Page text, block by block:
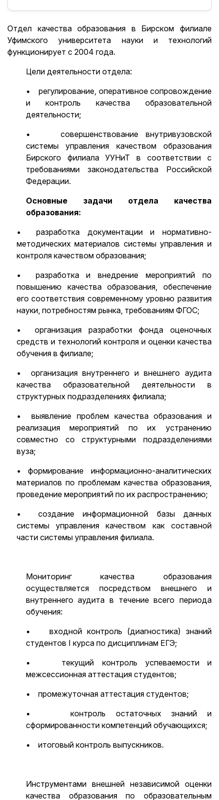
Отдел качества образования в Бирском филиале
Уфимского университета науки и технологий
функционирует с 2004 года.
Цели деятельности отдела:
• регулирование, оперативное сопровождение
и контроль качества образовательной
деятельности;
• совершенствование внутривузовской
системы управления качеством образования
Бирского филиала УУНиТ в соответствии с
требованиями законодательства Российской
Федерации.
Основные задачи отдела качества
образования:
• разработка документации и нормативно-
методических материалов системы управления и
контроля качеством образования;
• разработка и внедрение мероприятий по
повышению качества образования, обеспечение
его соответствия современному уровню развития
науки, потребностям рынка, требованиям ФГОС;
• организация разработки фонда оценочных
средств и технологий контроля и оценки качества
обучения в филиале;
• организация внутреннего и внешнего аудита
качества образовательной деятельности в
структурных подразделениях филиала;
• выявление проблем качества образования и
реализация мероприятий по их устранению
совместно со структурными подразделениями
вуза;
• формирование информационно-аналитических
материалов по проблемам качества образования,
проведение мероприятий по их распространению;
• создание информационной базы данных
системы управления качеством как составной
части системы управления филиала.
Мониторинг качества образования
осуществляется посредством внешнего и
внутреннего аудита в течение всего периода
обучения:
• входной контроль (диагностика) знаний
студентов I курса по дисциплинам ЕГЭ;
• текущий контроль успеваемости и
межсессионная аттестация студентов;
• промежуточная аттестация студентов;
• контроль остаточных знаний и
сформированности компетенций обучающихся;
• итоговый контроль выпускников.
Инструментами внешней независимой оценки
качества образования по образовательным